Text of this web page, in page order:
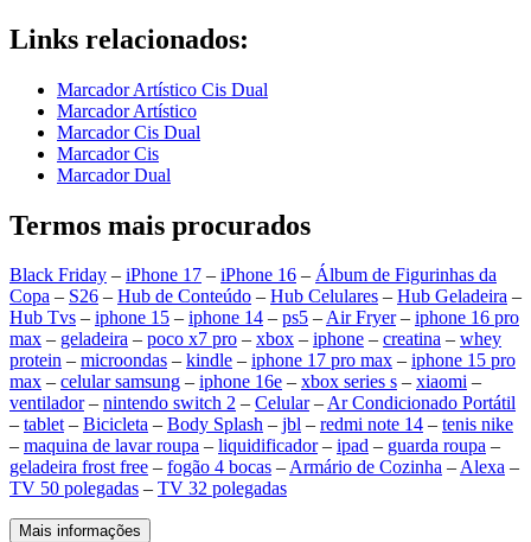
Links relacionados:
Marcador Artístico Cis Dual
Marcador Artístico
Marcador Cis Dual
Marcador Cis
Marcador Dual
Termos mais procurados
Black Friday – iPhone 17 – iPhone 16 – Álbum de Figurinhas da
Copa – S26 – Hub de Conteúdo – Hub Celulares – Hub Geladeira –
Hub Tvs – iphone 15 – iphone 14 – ps5 –Air Fryer– iphone 16 pro
max – geladeira – poco x7 pro – xbox – iphone – creatina – whey
protein – microondas – kindle – iphone 17 pro max – iphone 15 pro
max – celular samsung – iphone 16e – xbox series s – xiaomi –
ventilador– nintendo switch 2 – Celular–Ar Condicionado Portátil
– tablet– Bicicleta – Body Splash – jbl – redmi note 14 – tenis nike
– maquina de lavar roupa – liquidificador– ipad – guarda roupa –
geladeira frost free – fogão 4 bocas –Armário de Cozinha –Alexa –
TV 50 polegadas – TV 32 polegadas
Mais informações